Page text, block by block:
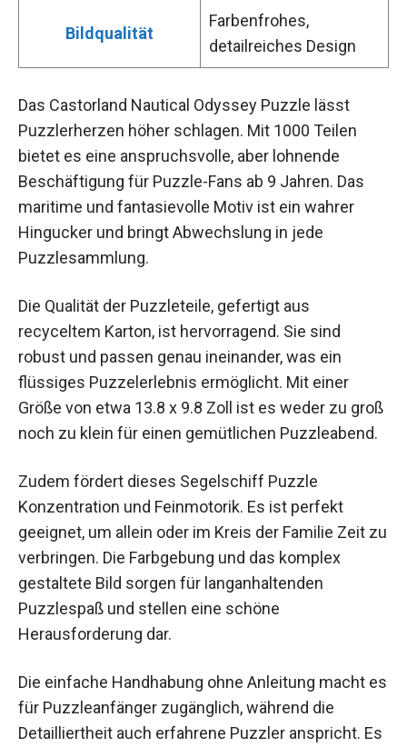
Bildqualität
Farbenfrohes,
detailreiches Design
Das Castorland Nautical Odyssey Puzzle lässt
Puzzlerherzen höher schlagen. Mit 1000 Teilen
bietet es eine anspruchsvolle, aber lohnende
Beschäftigung für Puzzle-Fans ab 9 Jahren. Das
maritime und fantasievolle Motiv ist ein wahrer
Hingucker und bringt Abwechslung in jede
Puzzlesammlung.
Die Qualität der Puzzleteile, gefertigt aus
recyceltem Karton, ist hervorragend. Sie sind
robust und passen genau ineinander, was ein
flüssiges Puzzelerlebnis ermöglicht. Mit einer
Größe von etwa 13.8 x 9.8 Zoll ist es weder zu groß
noch zu klein für einen gemütlichen Puzzleabend.
Zudem fördert dieses Segelschiff Puzzle
Konzentration und Feinmotorik. Es ist perfekt
geeignet, um allein oder im Kreis der Familie Zeit zu
verbringen. Die Farbgebung und das komplex
gestaltete Bild sorgen für langanhaltenden
Puzzlespaß und stellen eine schöne
Herausforderung dar.
Die einfache Handhabung ohne Anleitung macht es
für Puzzleanfänger zugänglich, während die
Detailliertheit auch erfahrene Puzzler anspricht. Es